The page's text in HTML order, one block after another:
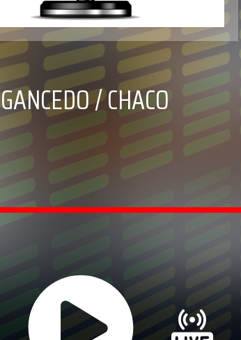
GANCEDO / CHACO